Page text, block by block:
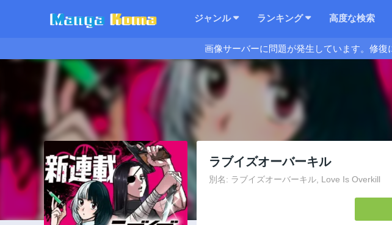
ジャンル ランキング 高度な検索
画像サーバーに問題が発生しています。修復
ラブイズオーバーキル
別名: ラブイズオーバーキル, Love Is Overkill